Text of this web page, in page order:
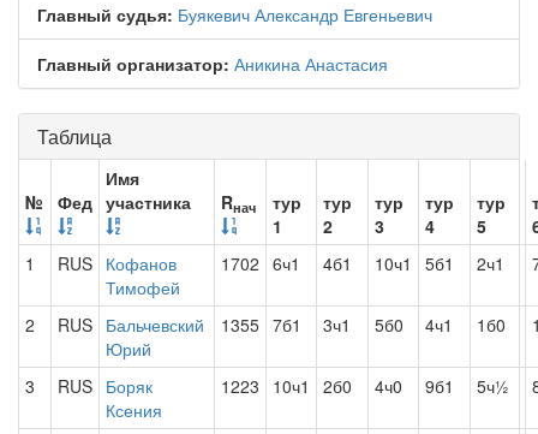
Главный судья: Буякевич Александр Евгеньевич
Главный организатор: Аникина Анастасия
Таблица
№ Фед
Имя
участника
Rнач
тур
1
тур
2
тур
3
тур
4
тур
5
1
RUS Кофанов
Тимофей
1702 6ч1 4б1 10ч1 5б1 2ч1
2 RUS Бальчевский
Юрий
1355 7б1 3ч1 5б0 4ч1 1б0
3 RUS Боряк
Ксения
1223 10ч1 2б0 4ч0 9б1 5ч½